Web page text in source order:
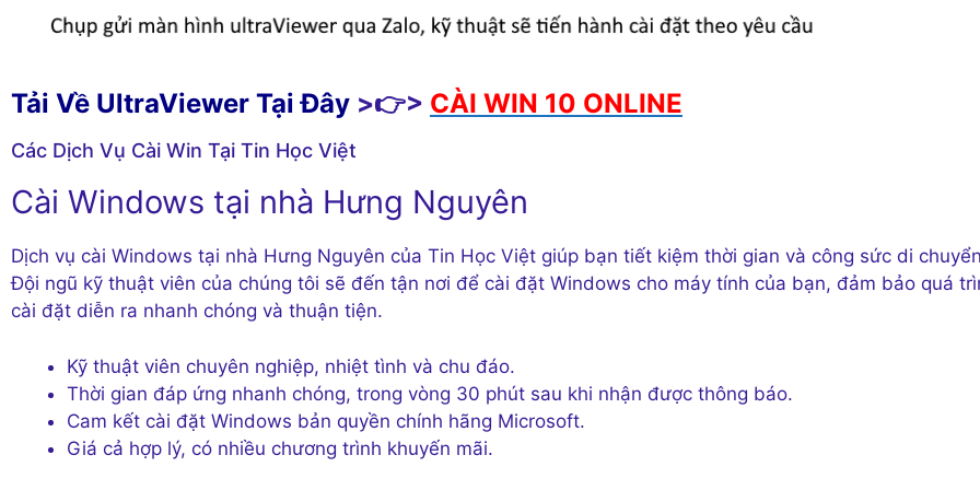
Tải Về UltraViewer Tại Đây >👉> CÀI WIN 10 ONLINE
Các Dịch Vụ Cài Win Tại Tin Học Việt
Cài Windows tại nhà Hưng Nguyên
Dịch vụ cài Windows tại nhà Hưng Nguyên của Tin Học Việt giúp bạn tiết kiệm thời gian và công sức di
Đội ngũ kỹ thuật viên của chúng tôi sẽ đến tận nơi để cài đặt Windows cho máy tính của bạn, đảm bảo quá
cài đặt diễn ra nhanh chóng và thuận tiện.
Kỹ thuật viên chuyên nghiệp, nhiệt tình và chu đáo.
Thời gian đáp ứng nhanh chóng, trong vòng 30 phút sau khi nhận được thông báo.
Cam kết cài đặt Windows bản quyền chính hãng Microsoft.
Giá cả hợp lý, có nhiều chương trình khuyến mãi.